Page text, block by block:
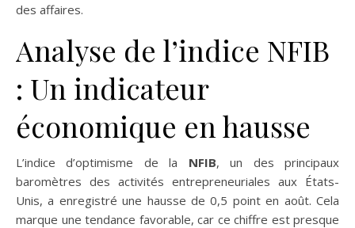
des affaires.
Analyse de l’indice NFIB
: Un indicateur
économique en hausse
L’indice d’optimisme de la NFIB, un des principaux
baromètres des activités entrepreneuriales aux États-
Unis, a enregistré une hausse de 0,5 point en août. Cela
marque une tendance favorable, car ce chiffre est presque